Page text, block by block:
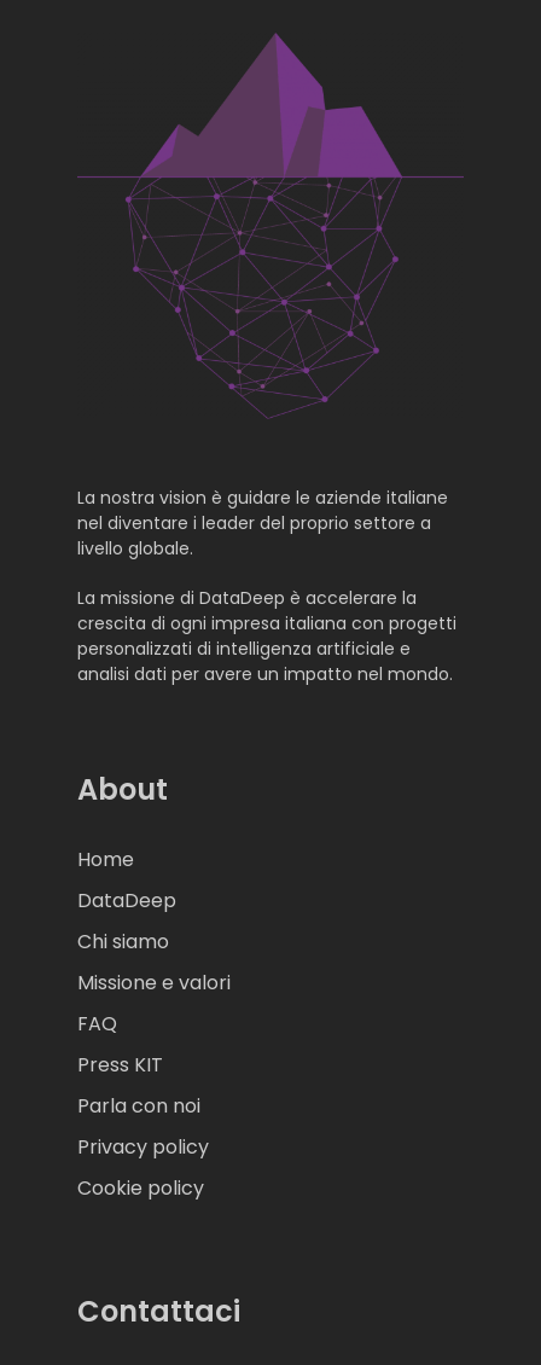
La nostra vision è guidare le aziende italiane
nel diventare i leader del proprio settore a
livello globale.
La missione di DataDeep è accelerare la
crescita di ogni impresa italiana con progetti
personalizzati di intelligenza artificiale e
analisi dati per avere un impatto nel mondo.
About
Home
DataDeep
Chi siamo
Missione e valori
FAQ
Press KIT
Parla con noi
Privacy policy
Cookie policy
Contattaci